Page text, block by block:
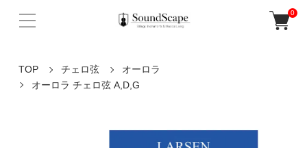
0
TOP チェロ弦
オーロラ
オーロラ チェロ弦 A,D,G